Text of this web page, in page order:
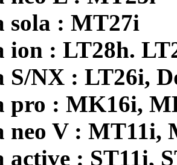
sola : MT27i
ion : LT28h.
S/NX : LT26i,
pro : MK16i,
neo V : MT11i,
active : ST11i,